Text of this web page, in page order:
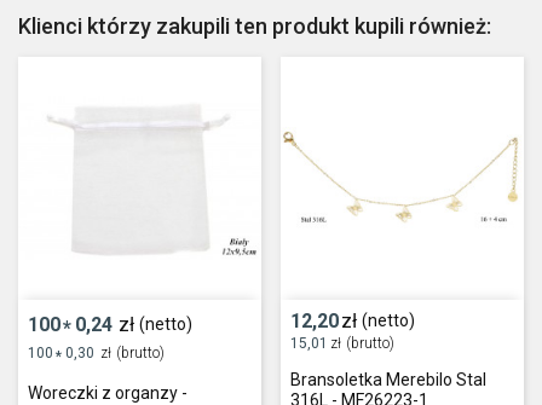
Klienci którzy zakupili ten produkt kupili również:
100* 0,24 zł (netto)
100 * 0,30 zł (brutto)
Woreczki z organzy -
12,20zł (netto)
15,01 zł (brutto)
Bransoletka Merebilo Stal
316L - MF26223-1